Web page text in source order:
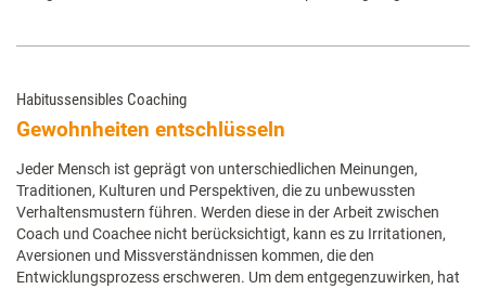
Habitussensibles Coaching
Gewohnheiten entschlüsseln
Jeder Mensch ist geprägt von unterschiedlichen Meinungen,
Traditionen, Kulturen und Perspektiven, die zu unbewussten
Verhaltensmustern führen. Werden diese in der Arbeit zwischen
Coach und Coachee nicht berücksichtigt, kann es zu Irritationen,
Aversionen und Missverständnissen kommen, die den
Entwicklungsprozess erschweren. Um dem entgegenzuwirken, hat